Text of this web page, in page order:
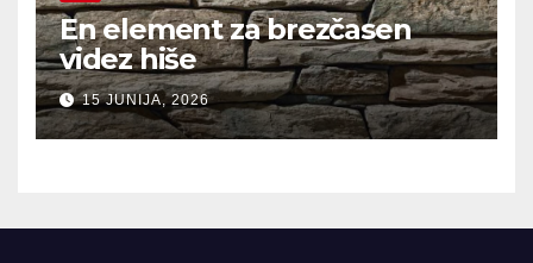
En element za brezčasen
videz hiše
15 JUNIJA, 2026